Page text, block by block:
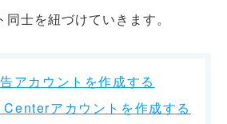
士を紐づけていきます。
アカウントを作成する
アカウントを作成する